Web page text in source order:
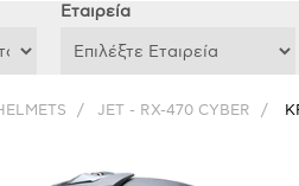
Εταιρεία
/ JET - RX-470 CYBER /